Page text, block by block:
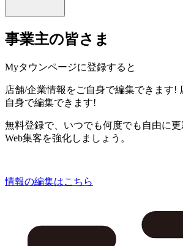
事業主の皆さま
Myタウンページに登録すると
店舗/企業情報をご自身で編集できます!
自身で編集できます!
無料登録で、いつでも何度でも自由に更
Web集客を強化しましょう。
情報の編集はこちら